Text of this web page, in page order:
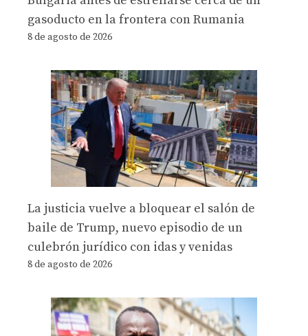
gasoducto en la frontera con Rumania
8 de agosto de 2026
La justicia vuelve a bloquear el salón de
baile de Trump, nuevo episodio de un
culebrón jurídico con idas y venidas
8 de agosto de 2026